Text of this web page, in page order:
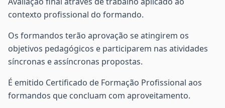
contexto profissional do formando.
Os formandos terão aprovação se atingirem os
objetivos pedagógicos e participarem nas atividades
síncronas e assíncronas propostas.
É emitido Certificado de Formação Profissional aos
formandos que concluam com aproveitamento.